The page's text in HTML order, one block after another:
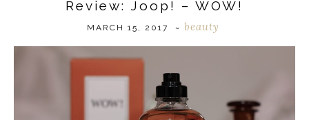
Review: Joop! – WOW!
MARCH 15, 2017 ~ beauty